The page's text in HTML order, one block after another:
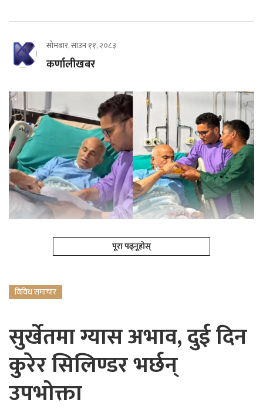
सोमबार, साउन ११, २०८३
कर्णालीखबर
पूरा पढ्नूहोस्
विविध समाचार
सुर्खेतमा ग्यास अभाव, दुई दिन
कुरेर सिलिण्डर भर्छन्
उपभोक्ता